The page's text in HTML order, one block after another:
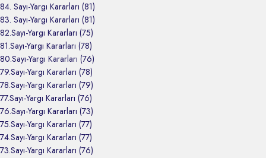
84. Sayı-Yargı Kararları (81)
83. Sayı-Yargı Kararları (81)
82.Sayı-Yargı Kararları (75)
81.Sayı-Yargı Kararları (78)
80.Sayı-Yargı Kararları (76)
79.Sayı-Yargı Kararları (78)
78.Sayı-Yargı Kararları (79)
77.Sayı-Yargı Kararları (76)
76.Sayı-Yargı Kararları (73)
75.Sayı-Yargı Kararları (77)
74.Sayı-Yargı Kararları (77)
73.Sayı-Yargı Kararları (76)